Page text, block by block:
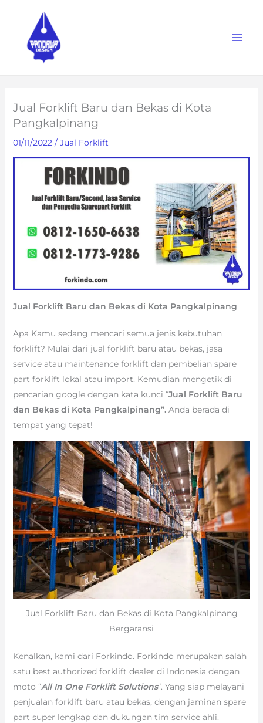
content
Jual Forklift Baru dan Bekas di Kota
Pangkalpinang
01/11/2022 / Jual Forklift
Jual Forklift Baru dan Bekas di Kota Pangkalpinang
Apa Kamu sedang mencari semua jenis kebutuhan
forklift? Mulai dari jual forklift baru atau bekas, jasa
service atau maintenance forklift dan pembelian spare
part forklift lokal atau import. Kemudian mengetik di
pencarian google dengan kata kunci “Jual Forklift Baru
dan Bekas di Kota Pangkalpinang”. Anda berada di
tempat yang tepat!
Jual Forklift Baru dan Bekas di Kota Pangkalpinang
Bergaransi
Kenalkan, kami dari Forkindo. Forkindo merupakan salah
satu best authorized forklift dealer di Indonesia dengan
moto “All In One Forklift Solutions”. Yang siap melayani
penjualan forklift baru atau bekas, dengan jaminan spare
part super lengkap dan dukungan tim service ahli.